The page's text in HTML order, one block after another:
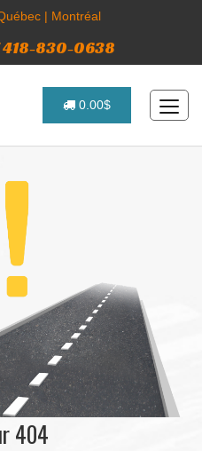
| Montréal
418-830-0638
0.00$
404